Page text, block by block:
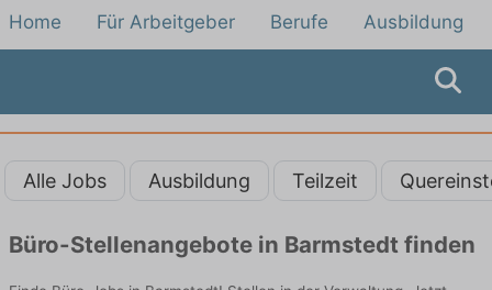
Home Für Arbeitgeber Berufe Ausbildung
Alle Jobs Ausbildung Teilzeit
Büro-Stellenangebote in Barmstedt finden